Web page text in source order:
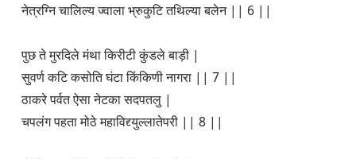
नेत्रग्नि चालिल्य ज्वाला भ्रुकुटि तथिल्या बलेन || 6 ||
पुछ ते मुरदिले मंथा किरीटी कुंडले बाड़ी |
सुवर्ण कटि कसोति घंटा किंकिणी नागरा || 7 ||
ठाकरे पर्वत ऐसा नेटका सदपतलु |
चपलंग पहता मोठे महाविद्द्युल्लातेपरी || 8 ||